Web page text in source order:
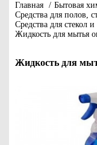
Главная / Бытовая
Средства для полов,
Средства для стекол и
Жидкость для мытья
Жидкость для